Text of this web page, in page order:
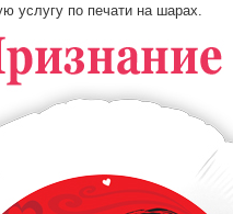
услугу по печати на шарах.